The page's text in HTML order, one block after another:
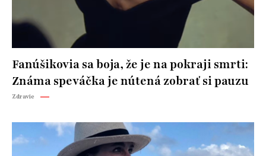
Fanúšikovia sa boja, že je na pokraji smrti:
Známa speváčka je nútená zobrať si pauzu
Zdravie